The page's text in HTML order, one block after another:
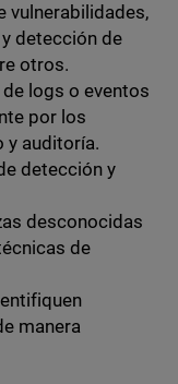
vulnerabilidades,
detección de
otros.
logs o eventos
por los
y auditoría.
detección y
desconocidas
de
manera